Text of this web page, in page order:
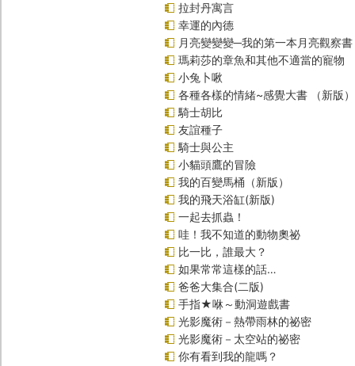
拉封丹寓言
幸運的內德
月亮變變變─我的第一本月亮觀察書
瑪莉莎的章魚和其他不適當的寵物
小兔卜啾
各種各樣的情緒~感覺大書 （新版）
騎士胡比
友誼種子
騎士與公主
小貓頭鷹的冒險
我的百變馬桶（新版）
我的飛天浴缸(新版)
一起去抓蟲！
哇！我不知道的動物奧祕
比一比，誰最大？
如果常常這樣的話…
爸爸大集合(二版)
手指★咻～動洞遊戲書
光影魔術－熱帶雨林的祕密
光影魔術－太空站的祕密
你有看到我的龍嗎？